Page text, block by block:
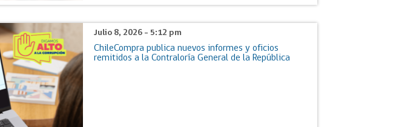
Julio 8, 2026 - 5:12 pm
ChileCompra publica nuevos informes y oficios
remitidos a la Contraloría General de la República